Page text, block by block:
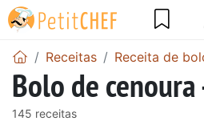
Receitas Receita de
Bolo de
145 receitas